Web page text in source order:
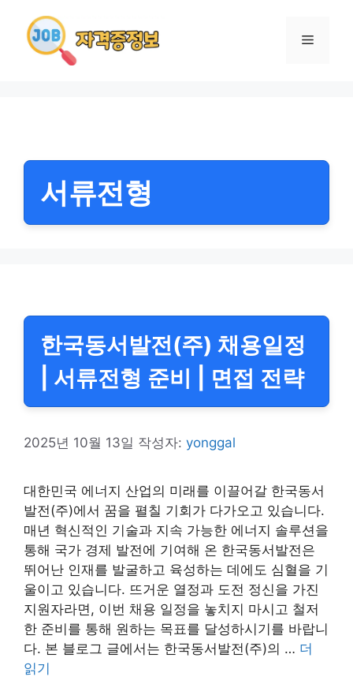
메
서류전형
한국동서발전(주) 채용일정
| 서류전형 준비 | 면접 전략
2025년 10월 13일 작성자: yonggal
대한민국 에너지 산업의 미래를 이끌어갈 한국동서
발전(주)에서 꿈을 펼칠 기회가 다가오고 있습니다.
매년 혁신적인 기술과 지속 가능한 에너지 솔루션을
통해 국가 경제 발전에 기여해 온 한국동서발전은
뛰어난 인재를 발굴하고 육성하는 데에도 심혈을 기
울이고 있습니다. 뜨거운 열정과 도전 정신을 가진
지원자라면, 이번 채용 일정을 놓치지 마시고 철저
한 준비를 통해 원하는 목표를 달성하시기를 바랍니
다. 본 블로그 글에서는 한국동서발전(주)의 … 더
읽기